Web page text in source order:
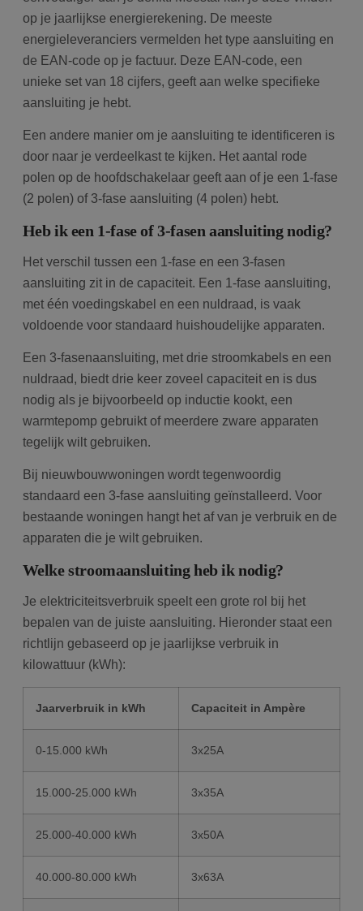
op je jaarlijkse energierekening. De meeste
energieleveranciers vermelden het type aansluiting en
de EAN-code op je factuur. Deze EAN-code, een
unieke set van 18 cijfers, geeft aan welke specifieke
aansluiting je hebt.
Een andere manier om je aansluiting te identificeren is
door naar je verdeelkast te kijken. Het aantal rode
polen op de hoofdschakelaar geeft aan of je een 1-fase
(2 polen) of 3-fase aansluiting (4 polen) hebt.
Heb ik een 1-fase of 3-fasen aansluiting nodig?
Het verschil tussen een 1-fase en een 3-fasen
aansluiting zit in de capaciteit. Een 1-fase aansluiting,
met één voedingskabel en een nuldraad, is vaak
voldoende voor standaard huishoudelijke apparaten.
Een 3-fasenaansluiting, met drie stroomkabels en een
nuldraad, biedt drie keer zoveel capaciteit en is dus
nodig als je bijvoorbeeld op inductie kookt, een
warmtepomp gebruikt of meerdere zware apparaten
tegelijk wilt gebruiken.
Bij nieuwbouwwoningen wordt tegenwoordig
standaard een 3-fase aansluiting geïnstalleerd. Voor
bestaande woningen hangt het af van je verbruik en de
apparaten die je wilt gebruiken.
Welke stroomaansluiting heb ik nodig?
Je elektriciteitsverbruik speelt een grote rol bij het
bepalen van de juiste aansluiting. Hieronder staat een
richtlijn gebaseerd op je jaarlijkse verbruik in
kilowattuur (kWh):
Jaarverbruik in kWh Capaciteit in Ampère
0-15.000 kWh 3x25A
15.000-25.000 kWh 3x35A
25.000-40.000 kWh 3x50A
40.000-80.000 kWh 3x63A